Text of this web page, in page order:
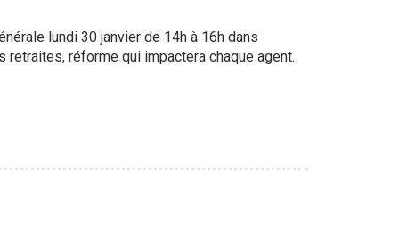
lundi 30 janvier de 14h à 16h dans
réforme qui impactera chaque agent.